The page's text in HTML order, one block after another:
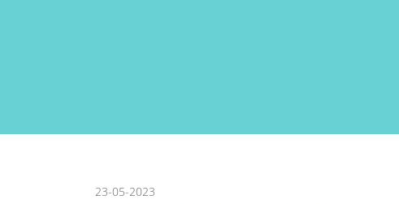
23-05-2023